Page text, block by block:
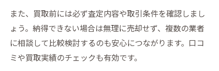
また、買取前には必ず査定内容や取引条件を確認しまし
ょう。納得できない場合は無理に売却せず、複数の業者
に相談して比較検討するのも安心につながります。口コ
ミや買取実績のチェックも有効です。